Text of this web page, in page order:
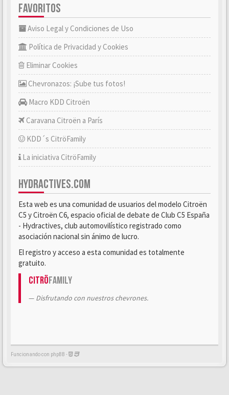
FAVORITOS
Aviso Legal y Condiciones de Uso
Política de Privacidad y Cookies
Eliminar Cookies
Chevronazos: ¡Sube tus fotos!
Macro KDD Citroën
Caravana Citroën a París
KDD´s CitröFamily
La iniciativa CitröFamily
HYDRACTIVES.COM
Esta web es una comunidad de usuarios del modelo Citroën
C5 y Citroën C6, espacio oficial de debate de Club C5 España
- Hydractives, club automovilístico registrado como
asociación nacional sin ánimo de lucro.
El registro y acceso a esta comunidad es totalmente
gratuito.
CitröFamily
Disfrutando con nuestros chevrones.
Funcionando con phpBB -